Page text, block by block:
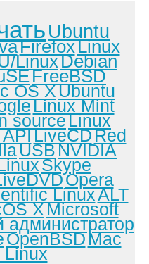
Ubuntu
FirefoxLinux
LinuxDebian
FreeBSD
OS XUbuntu
Linux Mint
sourceLinux
LiveCDRed
USBNVIDIA
Skype
Opera
LinuxALT
XMicrosoft
OpenBSDMac
Linux